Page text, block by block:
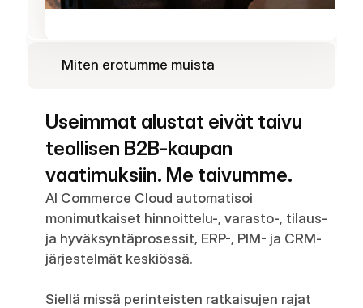
Miten erotumme muista
Useimmat alustat eivät taivu
teollisen B2B-kaupan
vaatimuksiin. Me taivumme.
AI Commerce Cloud automatisoi
monimutkaiset hinnoittelu-, varasto-, tilaus-
ja hyväksyntäprosessit, ERP-, PIM- ja CRM-
järjestelmät keskiössä.
Siellä missä perinteisten ratkaisujen rajat